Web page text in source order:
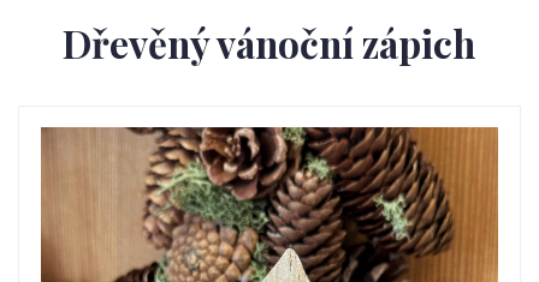
Dřevěný vánoční zápich